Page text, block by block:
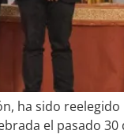
ha sido
el pasado